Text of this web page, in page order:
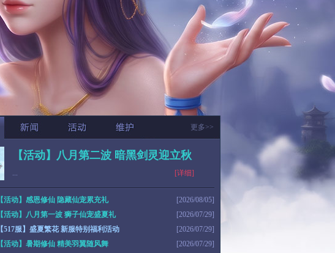
【活动】八月第二波 暗黑剑灵迎立秋
... [详细]
[2026/08/05]
【活动】感恩修仙 隐藏仙宠累充礼
[2026/07/29]
【活动】八月第一波 狮子仙宠盛夏礼
[2026/07/29]
【517服】盛夏繁花 新服特别福利活动
[2026/07/29]
【活动】暑期修仙 精美羽翼随风舞
更多>>